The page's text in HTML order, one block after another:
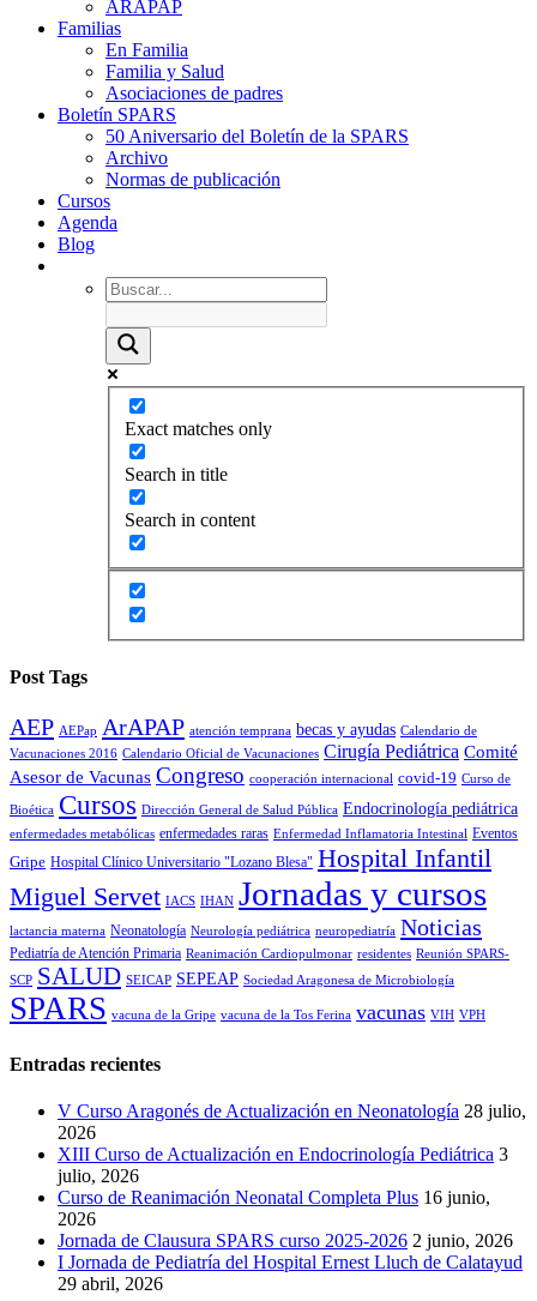
ARAPAP
Familias
En Familia
Familia y Salud
Asociaciones de padres
Boletín SPARS
50 Aniversario del Boletín de la SPARS
Archivo
Normas de publicación
Cursos
Agenda
Blog
Exact matches only
Search in title
Search in content
Post Tags
AEP AEPap ArAPAP atención temprana becas y ayudas Calendario de
Vacunaciones 2016 Calendario Oficial de Vacunaciones Cirugía Pediátrica Comité
Asesor de Vacunas Congreso cooperación internacional covid-19 Curso de
Bioética Cursos Dirección General de Salud Pública Endocrinología pediátrica
enfermedades metabólicas enfermedades raras Enfermedad Inflamatoria Intestinal Eventos
Gripe Hospital Clínico Universitario "Lozano Blesa" Hospital Infantil
Miguel Servet IACS IHAN Jornadas y cursos
lactancia materna Neonatología Neurología pediátrica neuropediatría Noticias
Pediatría de Atención Primaria Reanimación Cardiopulmonar residentes Reunión SPARS-
SCP SALUD SEICAP SEPEAP Sociedad Aragonesa de Microbiología
SPARS vacuna de la Gripe vacuna de la Tos Ferina vacunas VIH VPH
Entradas recientes
V Curso Aragonés de Actualización en Neonatología 28 julio,
2026
XIII Curso de Actualización en Endocrinología Pediátrica 3
julio, 2026
Curso de Reanimación Neonatal Completa Plus 16 junio,
2026
Jornada de Clausura SPARS curso 2025-2026 2 junio, 2026
I Jornada de Pediatría del Hospital Ernest Lluch de Calatayud
29 abril, 2026